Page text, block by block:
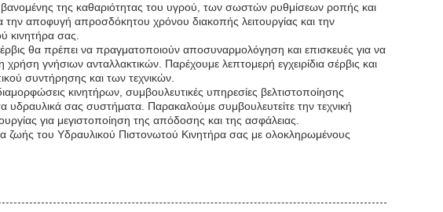
της καθαριότητας του υγρού, των σωστών ρυθμίσεων ροπής και
αποφυγή απροσδόκητου χρόνου διακοπής λειτουργίας και την
κινητήρα σας.
θα πρέπει να πραγματοποιούν αποσυναρμολόγηση και επισκευές για να
χρήση γνήσιων ανταλλακτικών. Παρέχουμε λεπτομερή εγχειρίδια σέρβις και
συντήρησης και των τεχνικών.
κινητήρων, συμβουλευτικές υπηρεσίες βελτιστοποίησης
σας συστήματα. Παρακαλούμε συμβουλευτείτε την τεχνική
για μεγιστοποίηση της απόδοσης και της ασφάλειας.
ζωής του Υδραυλικού Πιστονωτού Κινητήρα σας με ολοκληρωμένους